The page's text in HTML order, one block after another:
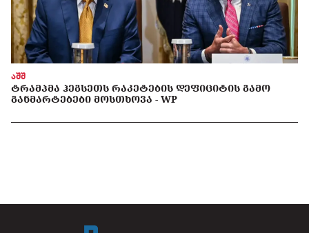
აშშ
ᲢᲠᲐᲛᲞᲛᲐ ᲰᲔᲒᲡᲔᲗᲡ ᲠᲐᲙᲔᲢᲔᲑᲘᲡ ᲓᲔᲤᲘᲪᲘᲢᲘᲡ ᲒᲐᲛᲝ
ᲒᲐᲜᲛᲐᲠᲢᲔᲑᲔᲑᲘ ᲛᲝᲡᲗᲮᲝᲕᲐ - WP